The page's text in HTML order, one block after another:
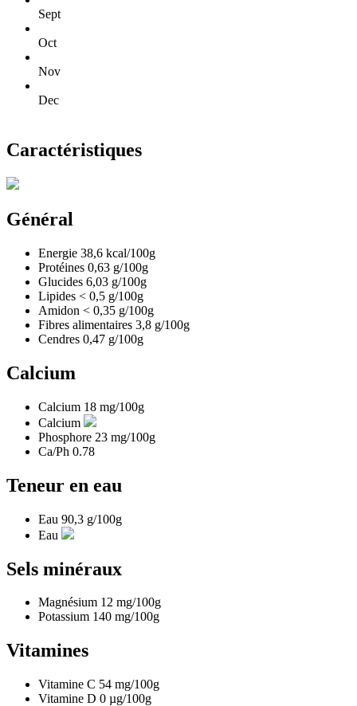
Sept
Oct
Nov
Dec
Caractéristiques
Général
Energie 38,6 kcal/100g
Protéines 0,63 g/100g
Glucides 6,03 g/100g
Lipides < 0,5 g/100g
Amidon < 0,35 g/100g
Fibres alimentaires 3,8 g/100g
Cendres 0,47 g/100g
Calcium
Calcium 18 mg/100g
Calcium
Phosphore 23 mg/100g
Ca/Ph 0.78
Teneur en eau
Eau 90,3 g/100g
Eau
Sels minéraux
Magnésium 12 mg/100g
Potassium 140 mg/100g
Vitamines
Vitamine C 54 mg/100g
Vitamine D 0 µg/100g